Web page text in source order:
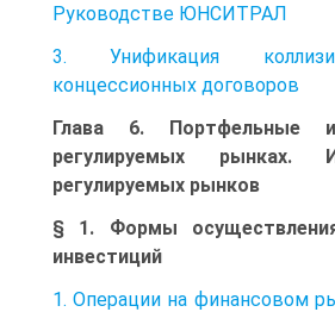
Руководстве ЮНСИТРАЛ
3. Унификация
концессионных договоров
Глава 6. Портфельные
регулируемых рынках.
регулируемых рынков
§ 1. Формы
инвестиций
1. Операции на финансовом